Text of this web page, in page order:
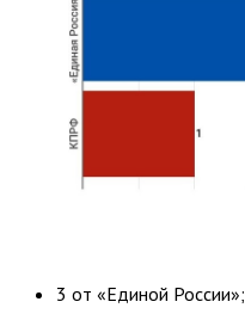
3 от «Единой России»;